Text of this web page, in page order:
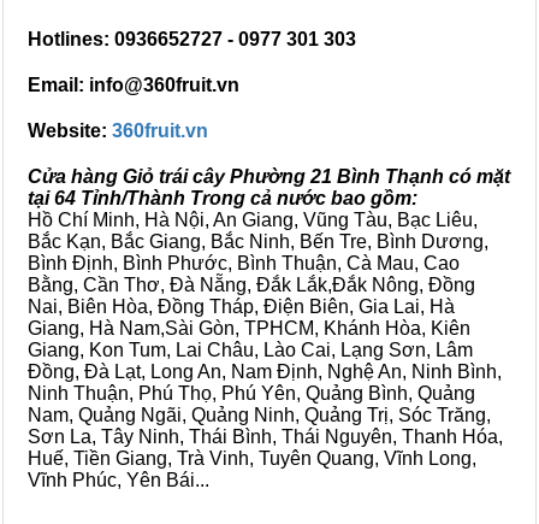
Hotlines: 0936652727 - 0977 301 303
Email: info@360fruit.vn
Website: 360fruit.vn
Cửa hàng Giỏ trái cây Phường 21 Bình Thạnh có mặt
tại 64 Tỉnh/Thành Trong cả nước bao gồm:
Hồ Chí Minh, Hà Nội, An Giang, Vũng Tàu, Bạc Liêu,
Bắc Kạn, Bắc Giang, Bắc Ninh, Bến Tre, Bình Dương,
Bình Định, Bình Phước, Bình Thuận, Cà Mau, Cao
Bằng, Cần Thơ, Đà Nẵng, Đắk Lắk,Đắk Nông, Đồng
Nai, Biên Hòa, Đồng Tháp, Điện Biên, Gia Lai, Hà
Giang, Hà Nam,Sài Gòn, TPHCM, Khánh Hòa, Kiên
Giang, Kon Tum, Lai Châu, Lào Cai, Lạng Sơn, Lâm
Đồng, Đà Lạt, Long An, Nam Định, Nghệ An, Ninh Bình,
Ninh Thuận, Phú Thọ, Phú Yên, Quảng Bình, Quảng
Nam, Quảng Ngãi, Quảng Ninh, Quảng Trị, Sóc Trăng,
Sơn La, Tây Ninh, Thái Bình, Thái Nguyên, Thanh Hóa,
Huế, Tiền Giang, Trà Vinh, Tuyên Quang, Vĩnh Long,
Vĩnh Phúc, Yên Bái...